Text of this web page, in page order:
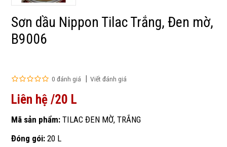
Sơn dầu Nippon Tilac Trắng, Đen mờ,
B9006
0 đánh giá Viết đánh giá
Liên hệ /20 L
Mã sản phẩm:TILAC ĐEN MỜ, TRẮNG
Đóng gói:20 L